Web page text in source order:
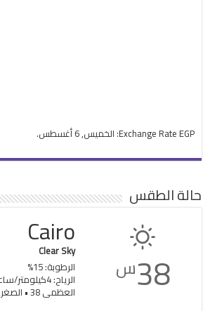
Exchange Rate EGP : الخميس, 6 أغسطس.
حالة الطقس
38س
Cairo
Clear Sky
الرطوبة: 15%
الرياح: 4كيلومتر/ساعة غ.ش.غ
العظمى 38 • الصغرى 38